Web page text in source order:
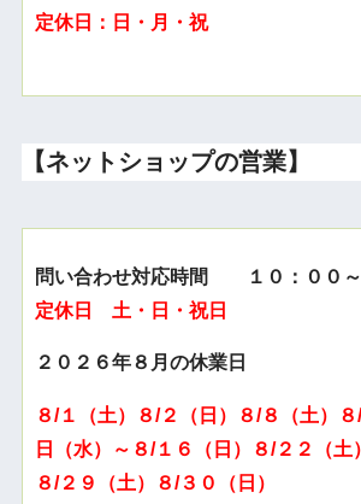
定休日：日・月・祝
【ネットショップの営業】
問い合わせ対応時間 １０：００～
定休日 土・日・祝日
２０２６年８月の休業日
８/１（土）８/２（日）８/８（土）
日（水）～８/１６（日）８/２２（土
８/２９（土）８/３０（日）